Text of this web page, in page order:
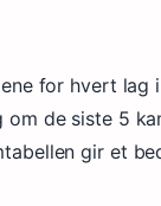
for hvert lag
om de siste 5
gir et